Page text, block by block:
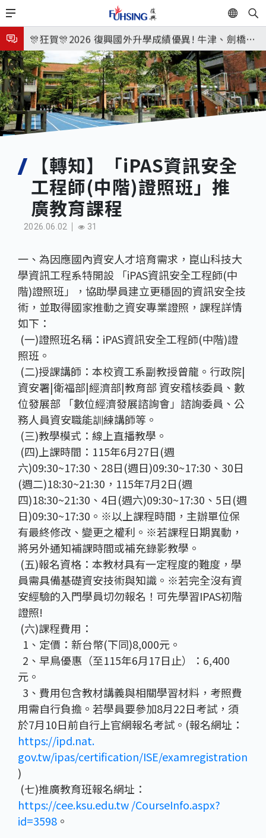
移
至
主
內
容
EN
🎉🎉🎉狂賀! 12望蘇同學榮錄MIT麻省理工學院，本校
連續兩年錄取世界第一學府！
🎊狂賀🎊2026 復興國外升學成績優異! 牛津、劍橋首
次雙星閃耀✨
115年校本部大學榜單再創佳績🎉，32％達醫學系錄
取標準、62%達台大錄取標準。各組合4科60級分9人
🎊
7月27日 中學暑輔開始
8月3日 分科成績公布
🎉🎉🎉狂賀! 12望蘇同學榮錄MIT麻省理工學院，本校
連續兩年錄取世界第一學府！
【轉知】「iPAS資訊安全
工程師(中階)證照班」推
廣教育課程
2026.06.02 31
一、為因應國內資安人才培育需求，崑山科技大
學資訊工程系特開設 「iPAS資訊安全工程師(中
階)證照班」，協助學員建立更穩固的資訊安全技
術，並取得國家推動之資安專業證照，課程詳情
如下：
(一)證照班名稱：iPAS資訊安全工程師(中階)證
照班。
(二)授課講師：本校資工系副教授曾龍。行政院|
資安署|衛福部|經濟部|教育部 資安稽核委員、數
位發展部 「數位經濟發展諮詢會」諮詢委員、公
務人員資安職能訓練講師等。
(三)教學模式：線上直播教學。
(四)上課時間：115年6月27日(週
六)09:30~17:30、28日(週日)09:30~17:30、30日
(週二)18:30~21:30，115年7月2日(週
四)18:30~21:30、4日(週六)09:30~17:30、5日(週
日)09:30~17:30。※以上課程時間，主辦單位保
有最終修改、變更之權利。※若課程日期異動，
將另外通知補課時間或補充錄影教學。
(五)報名資格：本教材具有一定程度的難度，學
員需具備基礎資安技術與知識。※若完全沒有資
安經驗的入門學員切勿報名！可先學習IPAS初階
證照!
(六)課程費用：
1、定價：新台幣(下同)8,000元。
2、早鳥優惠（至115年6月17日止）：6,400
元。
3、費用包含教材講義與相關學習材料，考照費
用需自行負擔。若學員要參加8月22日考試，須
於7月10日前自行上官網報名考試。(報名網址：
https://ipd.nat.
gov.tw/ipas/certification/ISE/examregistration
)
(七)推廣教育班報名網址：
https://cee.ksu.edu.tw /CourseInfo.aspx?
id=3598 。